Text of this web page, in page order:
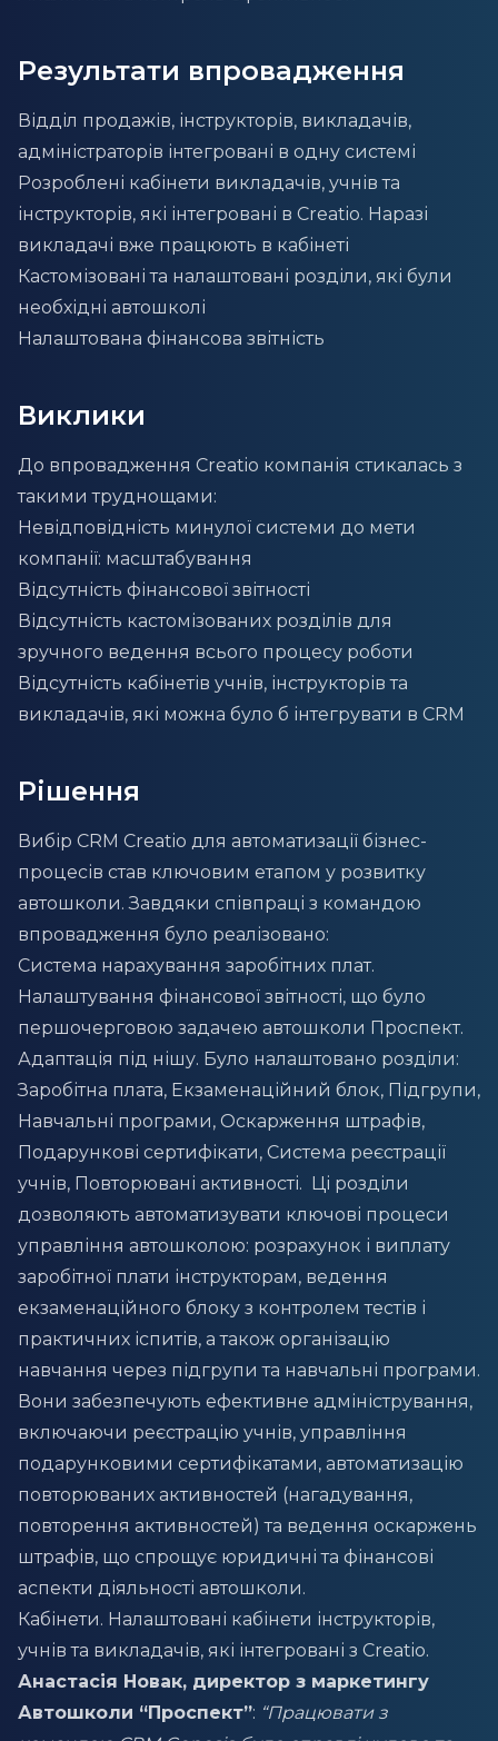
Результати впровадження
Відділ продажів, інструкторів, викладачів,
адміністраторів інтегровані в одну системі
Розроблені кабінети викладачів, учнів та
інструкторів, які інтегровані в Creatio. Наразі
викладачі вже працюють в кабінеті
Кастомізовані та налаштовані розділи, які були
необхідні автошколі
Налаштована фінансова звітність
Виклики
До впровадження Creatio компанія стикалась з
такими труднощами:
Невідповідність минулої системи до мети
компанії: масштабування
Відсутність фінансової звітності
Відсутність кастомізованих розділів для
зручного ведення всього процесу роботи
Відсутність кабінетів учнів, інструкторів та
викладачів, які можна було б інтегрувати в CRM
Рішення
Вибір CRM Creatio для автоматизації бізнес-
процесів став ключовим етапом у розвитку
автошколи. Завдяки співпраці з командою
впровадження було реалізовано:
Система нарахування заробітних плат.
Налаштування фінансової звітності, що було
першочерговою задачею автошколи Проспект.
Адаптація під нішу. Було налаштовано розділи:
Заробітна плата, Екзаменаційний блок, Підгрупи,
Навчальні програми, Оскарження штрафів,
Подарункові сертифікати, Система реєстрації
учнів, Повторювані активності. Ці розділи
дозволяють автоматизувати ключові процеси
управління автошколою: розрахунок і виплату
заробітної плати інструкторам, ведення
екзаменаційного блоку з контролем тестів і
практичних іспитів, а також організацію
навчання через підгрупи та навчальні програми.
Вони забезпечують ефективне адміністрування,
включаючи реєстрацію учнів, управління
подарунковими сертифікатами, автоматизацію
повторюваних активностей (нагадування,
повторення активностей) та ведення оскаржень
штрафів, що спрощує юридичні та фінансові
аспекти діяльності автошколи.
Кабінети. Налаштовані кабінети інструкторів,
учнів та викладачів, які інтегровані з Creatio.
Анастасія Новак, директор з маркетингу
Автошколи “Проспект”: “Працювати з